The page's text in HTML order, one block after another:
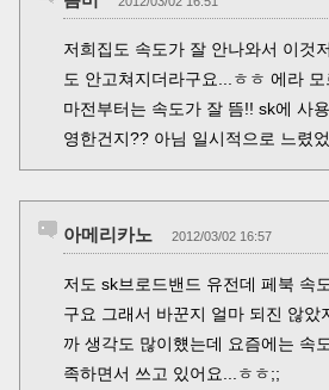
저희집도 속도가 잘 안나와서 이것
도 안고쳐지더라구요...ㅎㅎ 에라
마전부터는 속도가 잘 뜸!! sk에 사
영한건지?? 아님 일시적으로 느렸었
아메리카노 2012/03/02 16:57
저도 sk브로드밴드 유전데 페북 속
구요 그래서 바꾼지 얼마 되진 않았
까 생각도 많이헀는데 요즘에는 속
족하면서 쓰고 있어요...ㅎㅎ;;